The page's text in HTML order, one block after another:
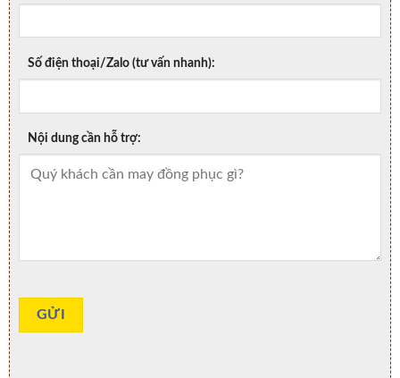
Số điện thoại/Zalo (tư vấn nhanh):
Nội dung cần hỗ trợ: